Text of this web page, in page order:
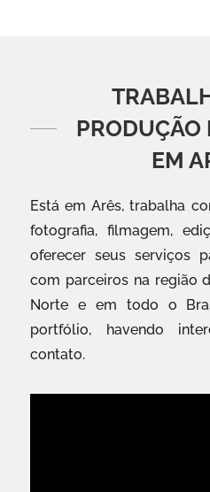
PRODUÇÃO
EM
Está em Arês, trabalha
fotografia, filmagem,
oferecer seus serviços
com parceiros na região
Norte e em todo o
portfólio, havendo
contato.